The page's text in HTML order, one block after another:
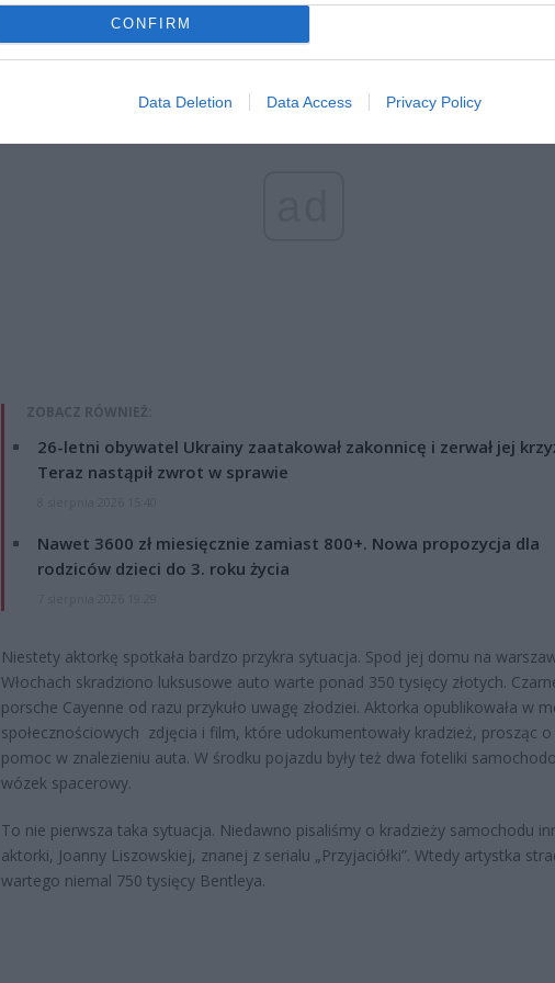
CONFIRM
Data Deletion Data Access Privacy Policy
popularność przyniosła jej rola przyjaciółki Violetty w produkcji „Brzydula 2”.
ZOBACZ RÓWNIEŻ:
26-letni obywatel Ukrainy zaatakował zakonnicę i zerwał jej
Teraz nastąpił zwrot w sprawie
Nawet 3600 zł miesięcznie zamiast 800+. Nowa propozycja dla
rodziców dzieci do 3. roku życia
Niestety aktorkę spotkała bardzo przykra sytuacja. Spod jej domu na
Włochach skradziono luksusowe auto warte ponad 350 tysięcy złotych.
porsche Cayenne od razu przykuło uwagę złodziei. Aktorka opublikowała w
społecznościowych zdjęcia i film, które udokumentowały kradzież, prosząc o
pomoc w znalezieniu auta. W środku pojazdu były też dwa foteliki
wózek spacerowy.
To nie pierwsza taka sytuacja. Niedawno pisaliśmy o kradzieży samochodu
aktorki, Joanny Liszowskiej, znanej z serialu „Przyjaciółki”. Wtedy artystka
wartego niemal 750 tysięcy Bentleya.